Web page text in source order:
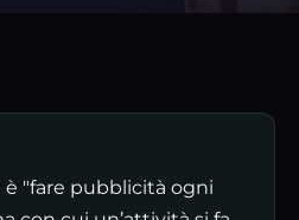
"fare pubblicità ogni